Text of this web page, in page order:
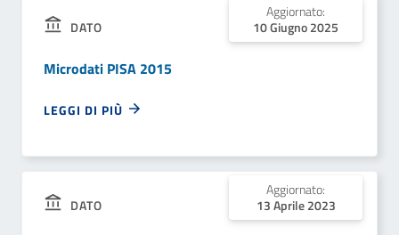
DATO
Aggiornato:
10 Giugno 2025
Microdati PISA 2015
LEGGI DI PIÙ
DATO
Aggiornato:
13 Aprile 2023